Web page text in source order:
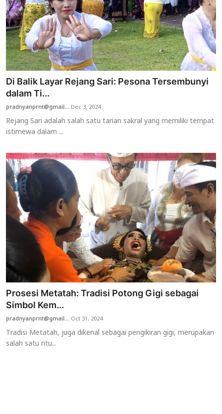
Di Balik Layar Rejang Sari: Pesona Tersembunyi
dalam Ti...
pradnyanprnt@gmail... Dec 3, 2024
Rejang Sari adalah salah satu tarian sakral yang memiliki tempat
istimewa dalam ...
Prosesi Metatah: Tradisi Potong Gigi sebagai
Simbol Kem...
pradnyanprnt@gmail... Oct 31, 2024
Tradisi Metatah, juga dikenal sebagai pengikiran gigi, merupakan
salah satu ritu...